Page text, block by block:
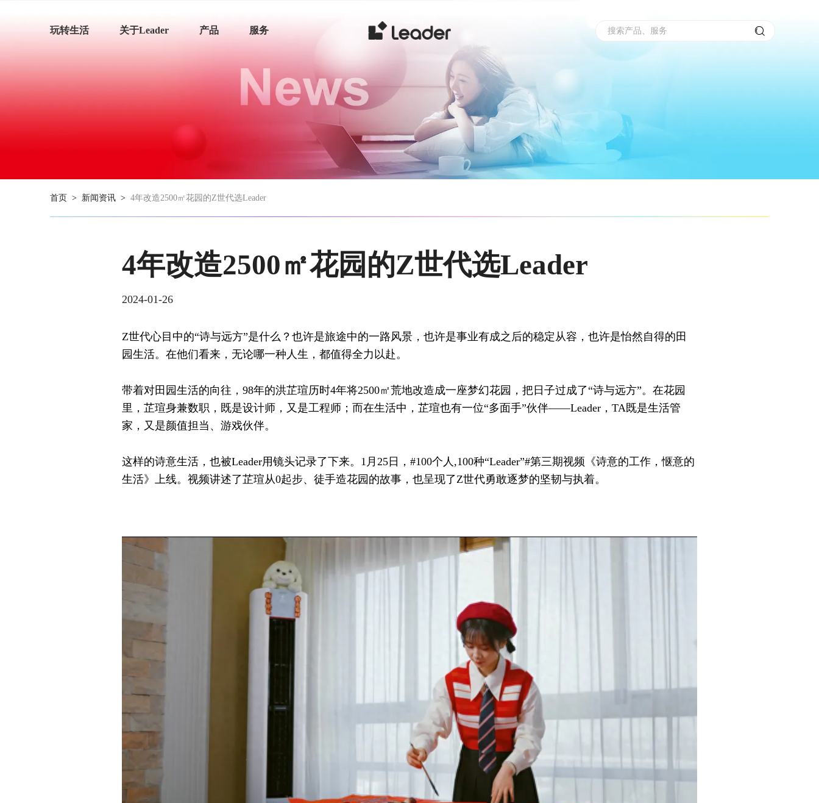
搜索产品、服务
玩转生活 关于Leader 产品 服务
首页> 新闻资讯> 4年改造2500㎡花园的Z世代选Leader
4年改造2500㎡花园的Z世代选Leader
2024-01-26
Z世代心目中的“诗与远方”是什么？也许是旅途中的一路风景，也许是事业有成之后的稳定从容，也许是怡然自得的田
园生活。在他们看来，无论哪一种人生，都值得全力以赴。
带着对田园生活的向往，98年的洪芷瑄历时4年将2500㎡荒地改造成一座梦幻花园，把日子过成了“诗与远方”。在花园
里，芷瑄身兼数职，既是设计师，又是工程师；而在生活中，芷瑄也有一位“多面手”伙伴——Leader，TA既是生活管
家，又是颜值担当、游戏伙伴。
这样的诗意生活，也被Leader用镜头记录了下来。1月25日，#100个人,100种“Leader”#第三期视频《诗意的工作，惬意的
生活》上线。视频讲述了芷瑄从0起步、徒手造花园的故事，也呈现了Z世代勇敢逐梦的坚韧与执着。